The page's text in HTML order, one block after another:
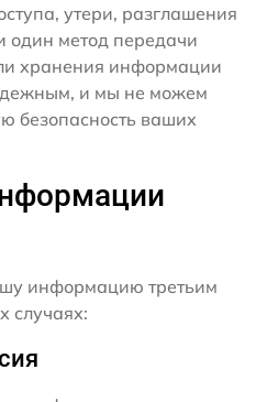
утери, разглашения
один метод передачи
хранения информации
и мы не можем
безопасность ваших
информацию третьим
случаях: